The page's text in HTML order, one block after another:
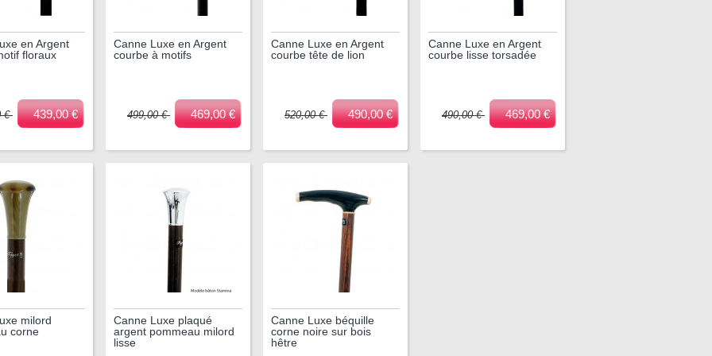
en Argent
floraux
€ 439,00 €
Canne Luxe en Argent
courbe à motifs
499,00 € 469,00 €
Canne Luxe en Argent
courbe tête de lion
520,00 € 490,00 €
Canne Luxe en Argent
courbe lisse torsadée
490,00 € 469,00 €
milord
corne
Canne Luxe plaqué
argent pommeau milord
lisse
Canne Luxe béquille
corne noire sur bois
hêtre